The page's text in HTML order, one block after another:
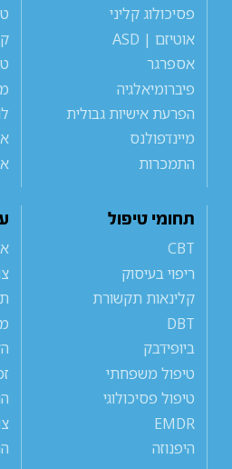
פסיכולוג קליני
אוטיזם | ASD
אספרגר
פיברומיאלגיה
הפרעת אישיות גבולית
מיינדפולנס
התמכרות
תחומי טיפול
CBT
ריפוי בעיסוק
קלינאות תקשורת
DBT
ביופידבק
טיפול משפחתי
טיפול פסיכולוגי
EMDR
היפנוזה